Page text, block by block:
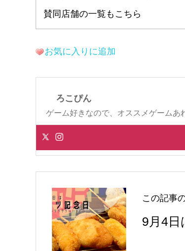
賛同店舗の一覧もこちら
お気に入りに追加
ろこぴん
ゲーム好きなので、オススメゲームあ
この記事
9月4